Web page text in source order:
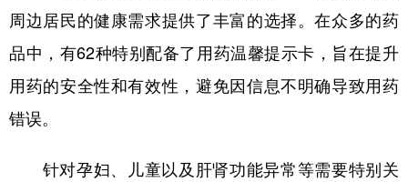
周边居民的健康需求提供了丰富的选择。在众多的药
品中，有62种特别配备了用药温馨提示卡，旨在提升
用药的安全性和有效性，避免因信息不明确导致用药
错误。
针对孕妇、儿童以及肝肾功能异常等需要特别关